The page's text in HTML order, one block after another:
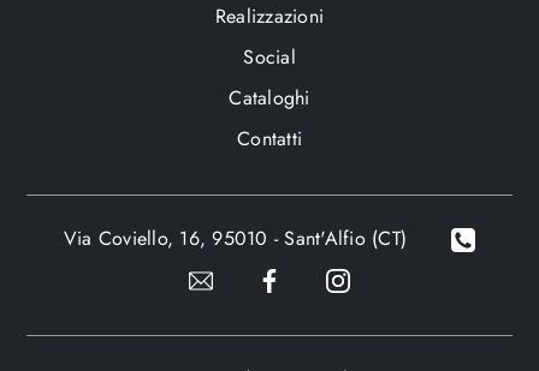
Realizzazioni
Social
Cataloghi
Contatti
Via Coviello, 16, 95010 - Sant'Alfio (CT)